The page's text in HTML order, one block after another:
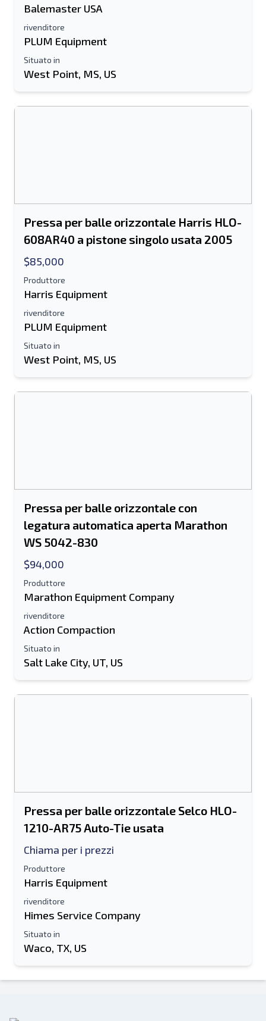
Balemaster USA
rivenditore
PLUM Equipment
Situato in
West Point, MS, US
Pressa per balle orizzontale Harris HLO-
608AR40 a pistone singolo usata 2005
$85,000
Produttore
Harris Equipment
rivenditore
PLUM Equipment
Situato in
West Point, MS, US
Pressa per balle orizzontale con
legatura automatica aperta Marathon
WS 5042-830
$94,000
Produttore
Marathon Equipment Company
rivenditore
Action Compaction
Situato in
Salt Lake City, UT, US
Pressa per balle orizzontale Selco HLO-
1210-AR75 Auto-Tie usata
Chiama per i prezzi
Produttore
Harris Equipment
rivenditore
Himes Service Company
Situato in
Waco, TX, US